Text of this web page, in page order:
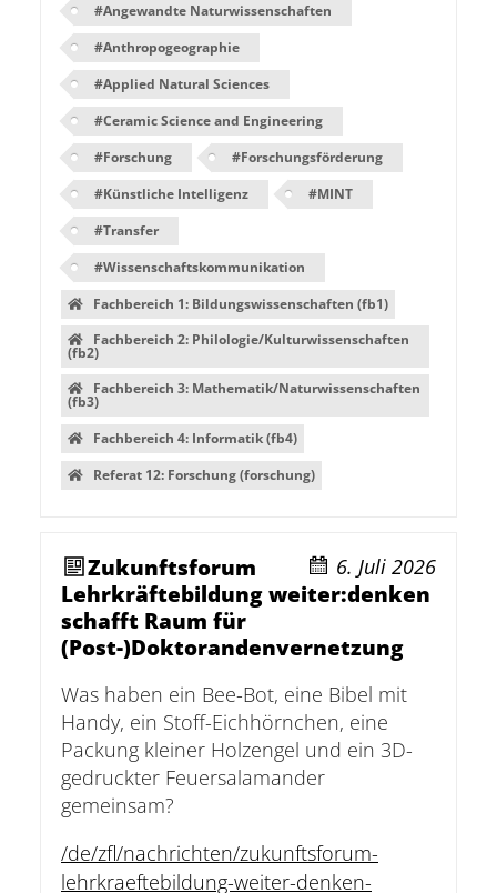
#Angewandte Naturwissenschaften
#Anthropogeographie
#Applied Natural Sciences
#Ceramic Science and Engineering
#Forschung #Forschungsförderung
#Künstliche Intelligenz #MINT
#Transfer
#Wissenschaftskommunikation
Fachbereich 1: Bildungswissenschaften (fb1)
Fachbereich 2: Philologie/Kulturwissenschaften
(fb2)
Fachbereich 3: Mathematik/Naturwissenschaften
(fb3)
Fachbereich 4: Informatik (fb4)
Referat 12: Forschung (forschung)
6. Juli 2026
Zukunftsforum
Lehrkräftebildung weiter:denken
schafft Raum für
(Post-)Doktorandenvernetzung
Was haben ein Bee-Bot, eine Bibel mit
Handy, ein Stoff-Eichhörnchen, eine
Packung kleiner Holzengel und ein 3D-
gedruckter Feuersalamander
gemeinsam?
/de/zfl/nachrichten/zukunftsforum-
lehrkraeftebildung-weiter-denken-